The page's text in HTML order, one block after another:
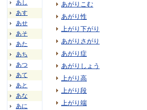
あし
あす
あせ
あそ
あた
あち
あつ
あて
あと
あな
あに
あがりこむ
あがり性
上がり下がり
あがりさがり
あがり症
あがりしょう
上がり高
上がり段
上がり端